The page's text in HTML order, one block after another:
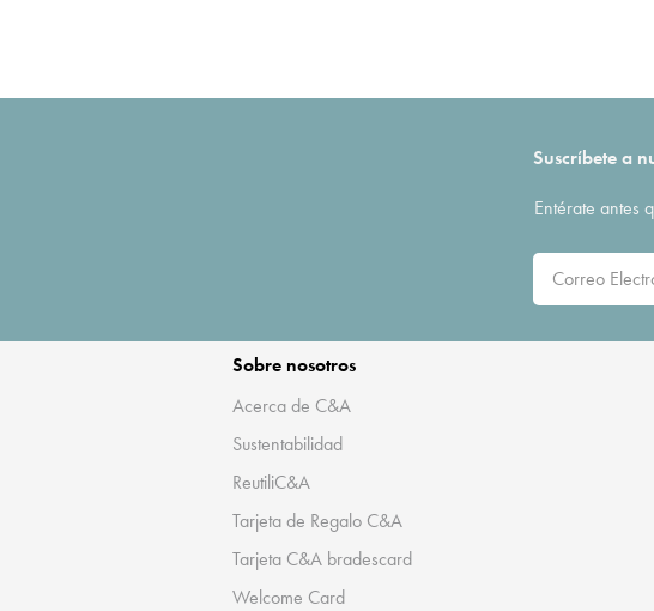
Suscríbete a
Entérate antes
Sobre nosotros
Acerca de C&A
Sustentabilidad
ReutiliC&A
Tarjeta de Regalo C&A
Tarjeta C&A bradescard
Welcome Card